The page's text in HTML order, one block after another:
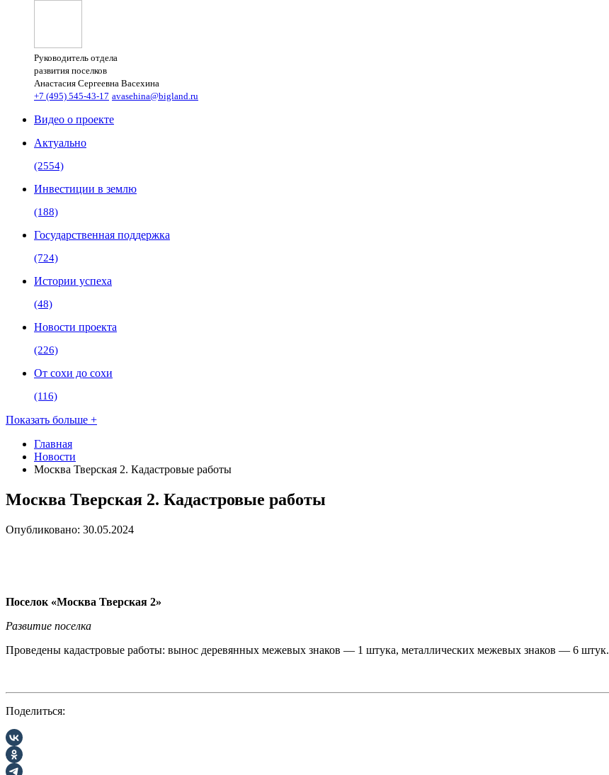
Руководитель отдела
развития поселков
Анастасия Сергеевна Васехина
+7 (495) 545-43-17 avasehina@bigland.ru
Видео о проекте
Актуально
(2554)
Инвестиции в землю
(188)
Государственная поддержка
(724)
Истории успеха
(48)
Новости проекта
(226)
От сохи до сохи
(116)
Показать больше +
Главная
Новости
Москва Тверская 2. Кадастровые работы
Москва Тверская 2. Кадастровые работы
Опубликовано: 30.05.2024
Поселок «Москва Тверская 2»
Развитие поселка
Проведены кадастровые работы: вынос деревянных межевых знаков — 1 штука, металлических межевых знаков — 6 штук.
Поделиться: